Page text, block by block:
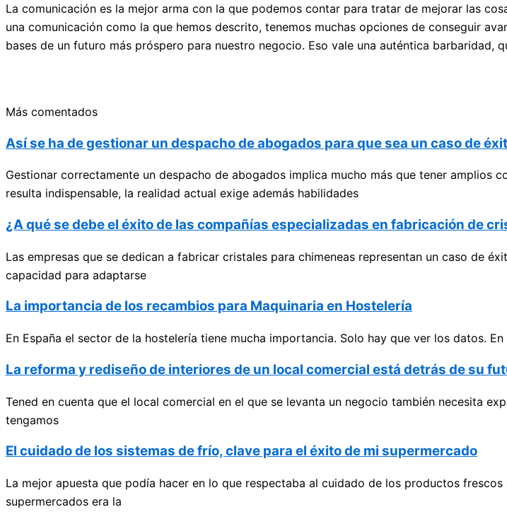
La comunicación es la mejor arma con la que podemos contar para tratar de mejorar las
una comunicación como la que hemos descrito, tenemos muchas opciones de conseguir
bases de un futuro más próspero para nuestro negocio. Eso vale una auténtica barbaridad,
Más comentados
Así se ha de gestionar un despacho de abogados para que sea un caso de
Gestionar correctamente un despacho de abogados implica mucho más que tener amplios
resulta indispensable, la realidad actual exige además habilidades
¿A qué se debe el éxito de las compañías especializadas en fabricación de
Las empresas que se dedican a fabricar cristales para chimeneas representan un caso de
capacidad para adaptarse
La importancia de los recambios para Maquinaria en Hostelería
En España el sector de la hostelería tiene mucha importancia. Solo hay que ver los datos.
La reforma y rediseño de interiores de un local comercial está detrás de su
Tened en cuenta que el local comercial en el que se levanta un negocio también necesita
tengamos
El cuidado de los sistemas de frío, clave para el éxito de mi supermercado
La mejor apuesta que podía hacer en lo que respectaba al cuidado de los productos
supermercados era la